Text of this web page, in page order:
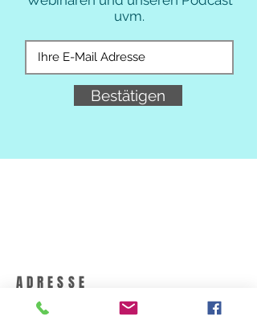
uvm.
Bestätigen
ADRESSE
Unterburgau 19